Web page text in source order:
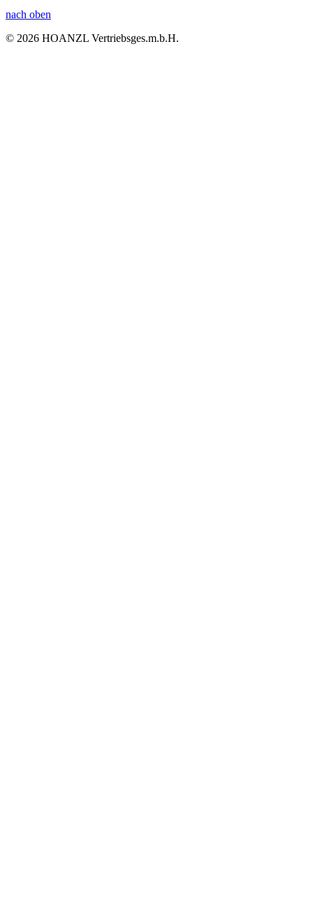
nach oben
© 2026 HOANZL Vertriebsges.m.b.H.